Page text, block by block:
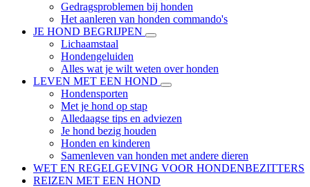
Gedragsproblemen bij honden
Het aanleren van honden commando's
JE HOND BEGRIJPEN
Lichaamstaal
Hondengeluiden
Alles wat je wilt weten over honden
LEVEN MET EEN HOND
Hondensporten
Met je hond op stap
Alledaagse tips en adviezen
Je hond bezig houden
Honden en kinderen
Samenleven van honden met andere dieren
WET EN REGELGEVING VOOR HONDENBEZITTERS
REIZEN MET EEN HOND